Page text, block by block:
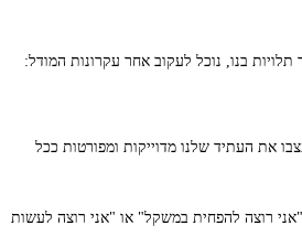
בנו, נוכל לעקוב אחר עקרונות המודל:
את העתיד שלנו מדוייקות ומפורטות ככל
רוצה להפחית במשקל" או "אני רוצה לעשות